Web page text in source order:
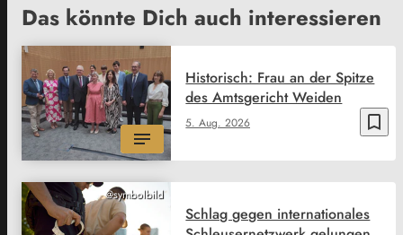
Das könnte Dich auch interessieren
bookmark_border
5. Aug. 2026
Historisch: Frau an der Spitze
des Amtsgericht Weiden
@symbolbild
Schlag gegen internationales